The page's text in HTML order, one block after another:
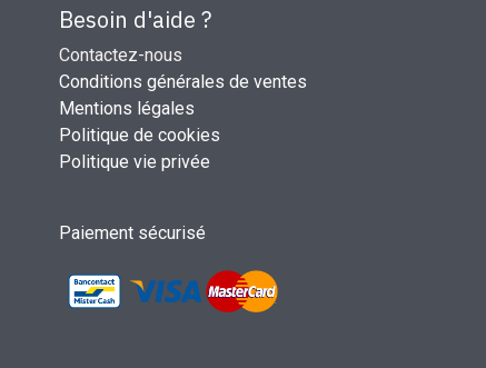
Besoin d'aide ?
Contactez-nous
Conditions générales de ventes
Mentions légales
Politique de cookies
Politique vie privée
Paiement sécurisé